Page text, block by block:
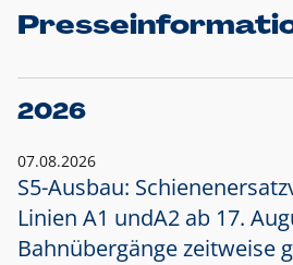
2026
07.08.2026
S5-Ausbau:
Linien A1 undA2 ab 17.
Bahnübergänge zeitweise